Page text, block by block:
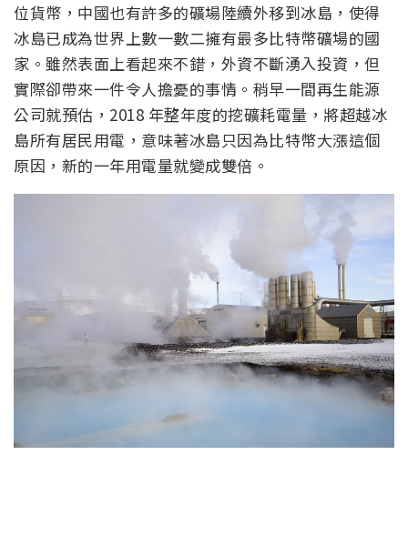
位貨幣，中國也有許多的礦場陸續外移到冰島，使得
冰島已成為世界上數一數二擁有最多比特幣礦場的國
家。雖然表面上看起來不錯，外資不斷湧入投資，但
實際卻帶來一件令人擔憂的事情。稍早一間再生能源
公司就預估，2018 年整年度的挖礦耗電量，將超越冰
島所有居民用電，意味著冰島只因為比特幣大漲這個
原因，新的一年用電量就變成雙倍。